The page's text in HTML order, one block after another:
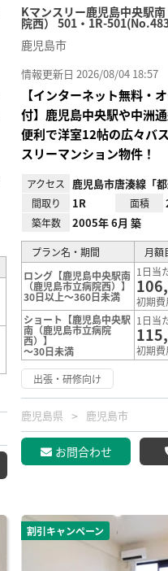
Kマンスリー鹿児島中央駅
院西） 501・1R-
鹿児島市
情報更新日 2026/08/04 18:57
【インターネット無料・
付】鹿児島中央駅や中洲
便利で洋室12帖の広々バ
スリーマンション物件！
アクセス 鹿児島市唐湊線「
間取り 1R 面積
築年数 2005年 6月 築
プラン名・期間
月額
ロング【鹿児島中央駅南
（鹿児島市立病院西）】
30日以上～360日未満
1日当
初期
ショート【鹿児島中央駅
南（鹿児島市立病院
西）】
～30日未満
1日当
初期
出張・研修向け
鹿児島県 鹿児島市
お問合わせ
割引キャンペーン